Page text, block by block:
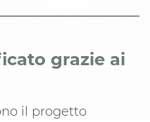
grazie ai
il progetto